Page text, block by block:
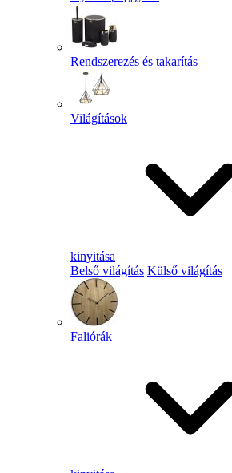
Rendszerezés és takarítás
Világítások
kinyitása
Belső világítás Külső világítás
Faliórák